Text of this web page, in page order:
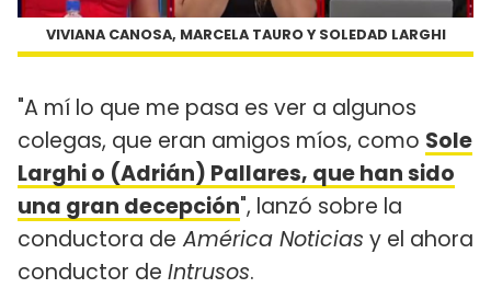
VIVIANA CANOSA, MARCELA TAURO Y SOLEDAD LARGHI
"A mí lo que me pasa es ver a algunos
colegas, que eran amigos míos, como Sole
Larghi o (Adrián) Pallares, que han sido
una gran decepción", lanzó sobre la
conductora de América Noticias y el ahora
conductor de Intrusos.